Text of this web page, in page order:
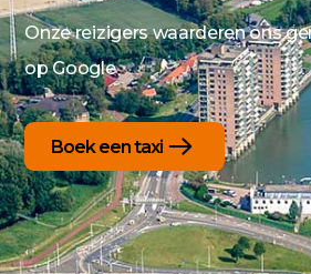
Onze reizigers waarderen ons
op Google
Boek een taxi